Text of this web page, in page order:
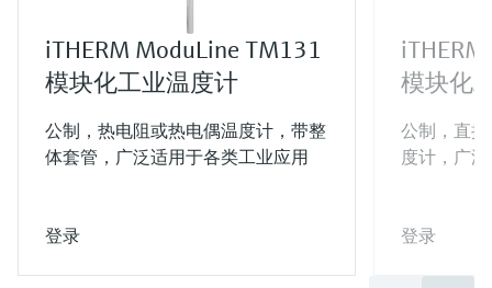
iTHERM ModuLine TM131
模块化工业温度计
公制，热电阻或热电偶温度计，带整
体套管，广泛适用于各类工业应用
登录
模块化
公制，直
度计，广
登录